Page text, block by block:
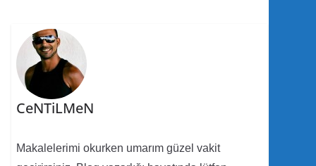
CeNTiLMeN
Makalelerimi okurken umarım güzel vakit